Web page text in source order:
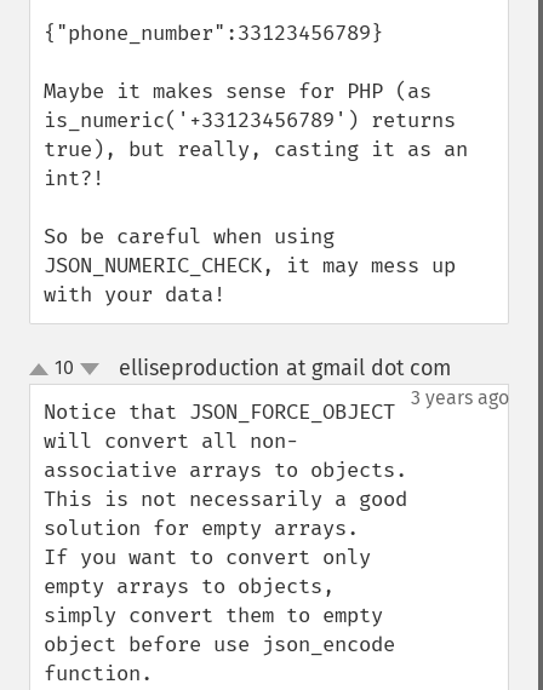
{"phone_number":33123456789}
Maybe it makes sense for PHP (as
is_numeric('+33123456789') returns
true), but really, casting it as an
int?!
So be careful when using
JSON_NUMERIC_CHECK, it may mess up
with your data!
up
down
10 elliseproduction at gmail dot com
3 years ago
Notice that JSON_FORCE_OBJECT
will convert all non-
associative arrays to objects.
This is not necessarily a good
solution for empty arrays.
If you want to convert only
empty arrays to objects,
simply convert them to empty
object before use json_encode
function.